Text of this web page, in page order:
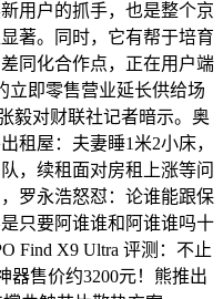
用户的抓手，也是整个京
著。同时，它有帮于培育
同化合作点，正在用户端
立即零售营业延长供给场
毅对财联社记者暗示。奥
租屋：夫妻睡1米2小床，
，续租面对房租上涨等问
罗永浩怒怼：论谁能跟保
只要阿谁谁和阿谁谁吗十
Find X9 Ultra 评测：不止
器售价约3200元！熊推出